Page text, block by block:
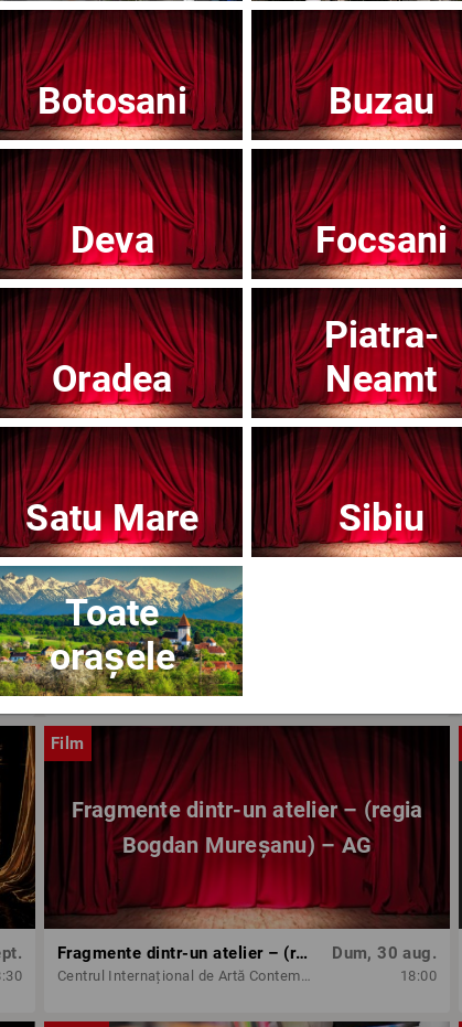
Teatrul Mic - Stagiunea 2025-2026
Afisați mai multe evenimente
Noutăți
Concert
Opera Brasov
Film
Fragmente dintr-un atelier – (regia
Bogdan Mureșanu) – AG
Fragmente dintr-un atelier – (regia Bogdan Mureșanu) – AG
Centrul Internațional de Artă Contemporană - Baia Turcească Iași
Dum, 30 aug.
18:00
Botosani Buzau
Deva Focsani
Oradea
Piatra-
Neamt
Satu Mare Sibiu
Toate
orașele